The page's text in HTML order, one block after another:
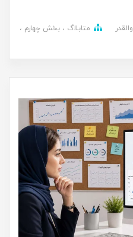
متابلاگ
بخش چهارم